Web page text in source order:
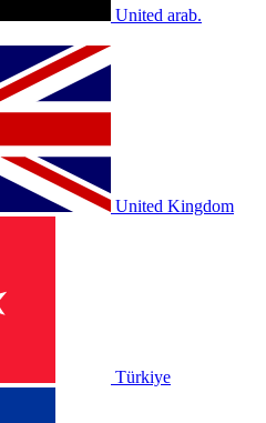
United arab.
United Kingdom
Türkiye